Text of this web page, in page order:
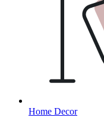
Home Decor